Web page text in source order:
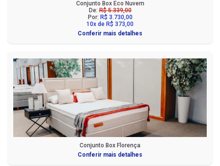
Conjunto Box Eco Nuvem
De:R$ 5.339,00
Por: R$ 3.730,00
10x de R$ 373,00
Conferir mais detalhes
Conjunto Box Florença
Conferir mais detalhes